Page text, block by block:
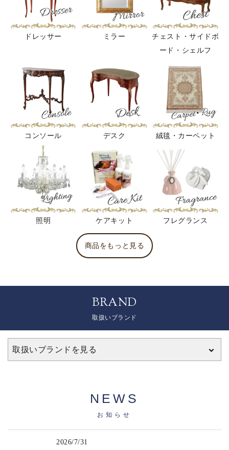
ドレッサー ミラー
チェスト・サイドボ
ード・シェルフ
コンソール デスク 絨毯・カーペット
照明 ケアキット フレグランス
商品をもっと見る
BRAND
取扱いブランド
取扱いブランドを見る
NEWS
お知らせ
2026/7/31